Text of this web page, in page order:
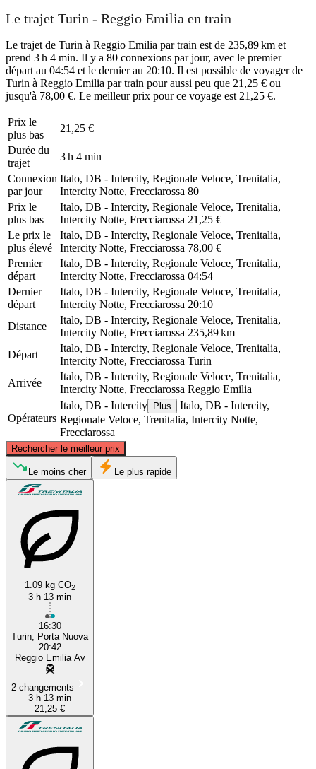
Le trajet Turin - Reggio Emilia en train
Le trajet de Turin à Reggio Emilia par train est de 235,89 km et
prend 3 h 4 min. Il y a 80 connexions par jour, avec le premier
départ au 04:54 et le dernier au 20:10. Il est possible de voyager de
Turin à Reggio Emilia par train pour aussi peu que 21,25 € ou
jusqu'à 78,00 €. Le meilleur prix pour ce voyage est 21,25 €.
Prix ​​le
plus bas
21,25 €
Durée du
trajet
3 h 4 min
Connexion
par jour
Italo, DB - Intercity, Regionale Veloce, Trenitalia,
Intercity Notte, Frecciarossa 80
Prix ​​le
plus bas
Italo, DB - Intercity, Regionale Veloce, Trenitalia,
Intercity Notte, Frecciarossa 21,25 €
Le prix le
plus élevé
Italo, DB - Intercity, Regionale Veloce, Trenitalia,
Intercity Notte, Frecciarossa 78,00 €
Premier
départ
Italo, DB - Intercity, Regionale Veloce, Trenitalia,
Intercity Notte, Frecciarossa 04:54
Dernier
départ
Italo, DB - Intercity, Regionale Veloce, Trenitalia,
Intercity Notte, Frecciarossa 20:10
Distance
Italo, DB - Intercity, Regionale Veloce, Trenitalia,
Intercity Notte, Frecciarossa 235,89 km
Départ
Italo, DB - Intercity, Regionale Veloce, Trenitalia,
Intercity Notte, Frecciarossa Turin
Arrivée
Italo, DB - Intercity, Regionale Veloce, Trenitalia,
Intercity Notte, Frecciarossa Reggio Emilia
Opérateurs
Italo, DB - Intercity Plus
Italo, DB - Intercity,
Regionale Veloce, Trenitalia, Intercity Notte,
Frecciarossa
Rechercher le meilleur prix
Turin
Le moins cher Le plus rapide
1.09 kg CO2
3 h 13 min
16:30
Turin, Porta Nuova
20:42
Reggio Emilia Av
2 changements
3 h 13 min
21,25 €